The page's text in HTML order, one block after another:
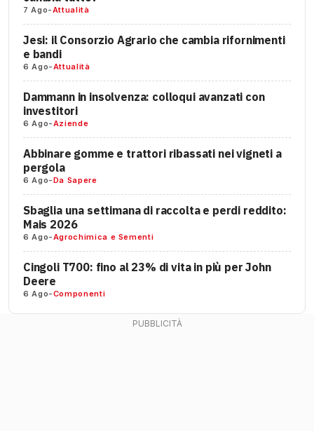
7 Ago-Attualità
Jesi: il Consorzio Agrario che cambia rifornimenti
e bandi
6 Ago-Attualità
Dammann in insolvenza: colloqui avanzati con
investitori
6 Ago-Aziende
Abbinare gomme e trattori ribassati nei vigneti a
pergola
6 Ago-Da Sapere
Sbaglia una settimana di raccolta e perdi reddito:
Mais 2026
6 Ago-Agrochimica e Sementi
Cingoli T700: fino al 23% di vita in più per John
Deere
6 Ago-Componenti